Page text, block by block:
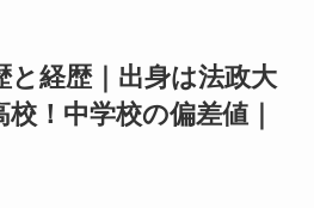
と経歴｜出身は法政大
！中学校の偏差値｜